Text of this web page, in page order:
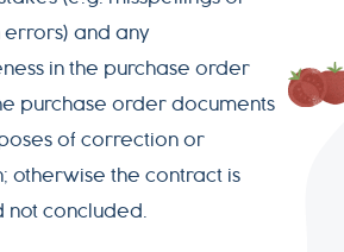
and any
in the purchase order
purchase order documents
of correction or
otherwise the contract is
not concluded.